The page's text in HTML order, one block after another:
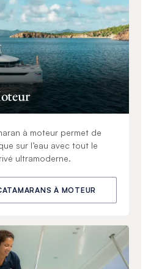
à moteur permet de
sur l’eau avec tout le
ultramoderne.
À MOTEUR